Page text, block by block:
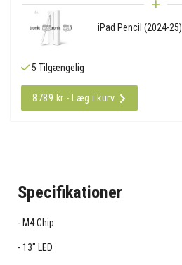
iPad Pencil (2024-25)
5 Tilgængelig
8789 kr - Læg i kurv
Specifikationer
M4 Chip
13" LED